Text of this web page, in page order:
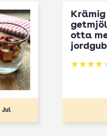
Jul
Krämig
otta
Betyg: